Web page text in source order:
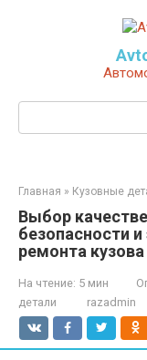
Главная » Кузовные
Выбор
безопасности
ремонта кузова
На чтение: 5 мин
детали
razadmin